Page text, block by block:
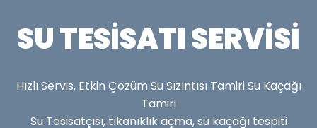
SU TESISATI SERVISI
Hızlı Servis, Etkin Çözüm Su Sızıntısı Tamiri Su Kaçağı
Tamiri
Su Tesisatçısı, tıkanıklık açma, su kaçağı tespiti